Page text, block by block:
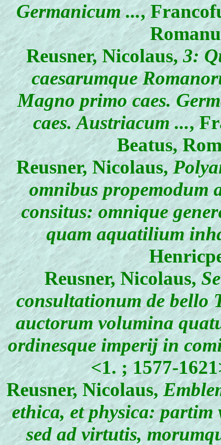
Germanicum ...,
Reusner, Nicolaus,3:
caesarumque
Magno primo caes.
caes. Austriacum ...,
Beatus,
Reusner, Nicolaus,
omnibus propemodum
consitus: omnique
quam aquatilium
Reusner, Nicolaus,
consultationum de bello
auctorum volumina
ordinesque imperij in
<1. ; 1577-
Reusner, Nicolaus,
ethica, et physica:
sed ad virtutis,